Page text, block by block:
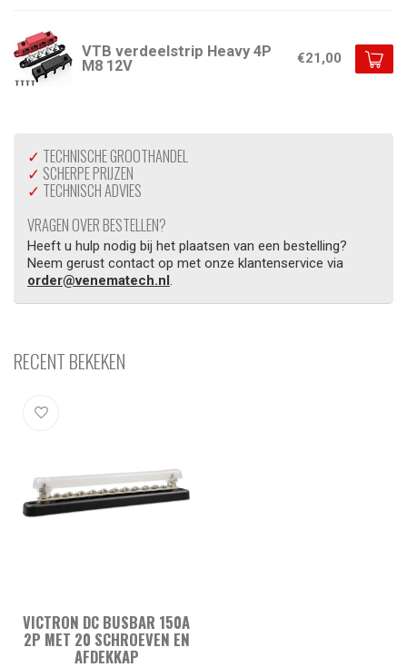
VTB verdeelstrip Heavy 4P
M8 12V
€21,00
✓ TECHNISCHE GROOTHANDEL
✓ SCHERPE PRIJZEN
✓ TECHNISCH ADVIES
VRAGEN OVER BESTELLEN?
Heeft u hulp nodig bij het plaatsen van een bestelling?
Neem gerust contact op met onze klantenservice via
order@venematech.nl.
RECENT BEKEKEN
VICTRON DC BUSBAR 150A
2P MET 20 SCHROEVEN EN
AFDEKKAP